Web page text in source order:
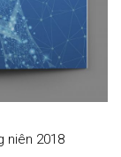
niên 2018